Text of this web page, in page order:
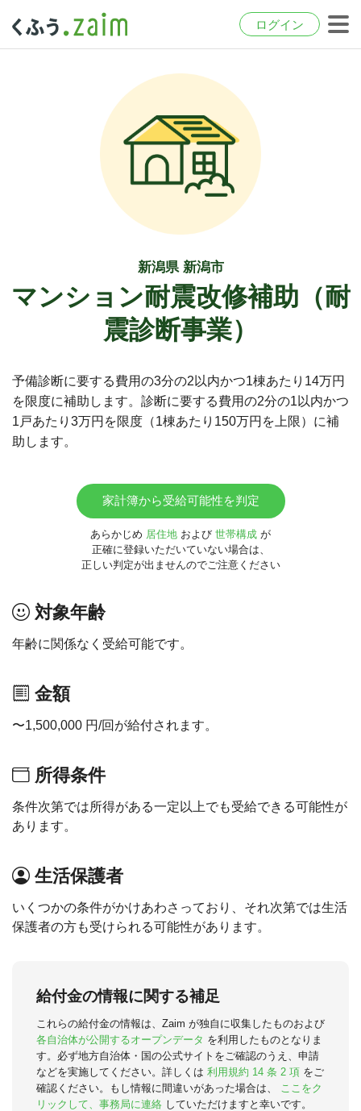
ログイン
新潟県 新潟市
マンション耐震改修補助（耐
震診断事業）
予備診断に要する費用の3分の2以内かつ1棟あたり14万円
を限度に補助します。診断に要する費用の2分の1以内かつ
1戸あたり3万円を限度（1棟あたり150万円を上限）に補
助します。
家計簿から受給可能性を判定
あらかじめ 居住地 および 世帯構成 が
正確に登録いただいていない場合は、
正しい判定が出ませんのでご注意ください
対象年齢
年齢に関係なく受給可能です。
金額
〜1,500,000 円/回が給付されます。
所得条件
条件次第では所得がある一定以上でも受給できる可能性が
あります。
生活保護者
いくつかの条件がかけあわさっており、それ次第では生活
保護者の方も受けられる可能性があります。
給付金の情報に関する補足
これらの給付金の情報は、Zaim が独自に収集したものおよび
各自治体が公開するオープンデータ を利用したものとなりま
す。必ず地方自治体・国の公式サイトをご確認のうえ、申請
などを実施してください。詳しくは 利用規約 14 条 2 項 をご
確認ください。もし情報に間違いがあった場合は、
ここをク
リックして、事務局に連絡 していただけますと幸いです。